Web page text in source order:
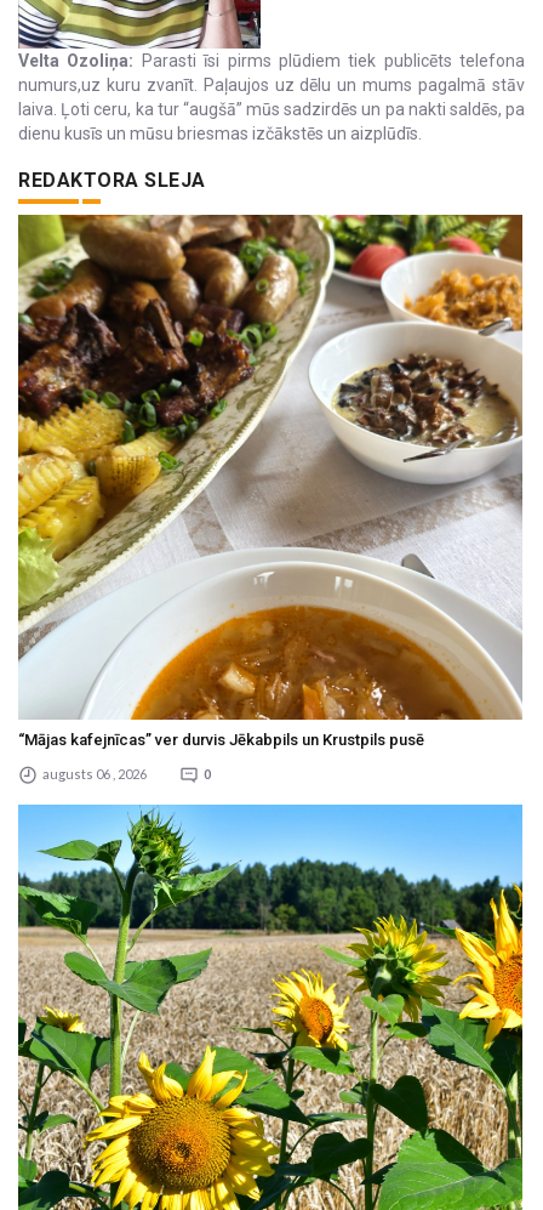
Velta Ozoliņa:
Parasti īsi pirms plūdiem tiek publicēts telefona
numurs,uz kuru zvanīt. Paļaujos uz dēlu un mums pagalmā stāv
laiva. Ļoti ceru, ka tur “augšā” mūs sadzirdēs un pa nakti saldēs, pa
dienu kusīs un mūsu briesmas izčākstēs un aizplūdīs.
REDAKTORA SLEJA
“Mājas kafejnīcas” ver durvis Jēkabpils un Krustpils pusē
augusts 06 , 2026 0